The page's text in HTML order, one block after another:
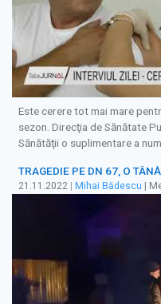
Este cerere tot mai mare
sezon. Direcţia de Sănătate
Sănătăţii o suplimentare a
TRAGEDIE PE DN 67, O
21.11.2022 | Mihai Bădescu |